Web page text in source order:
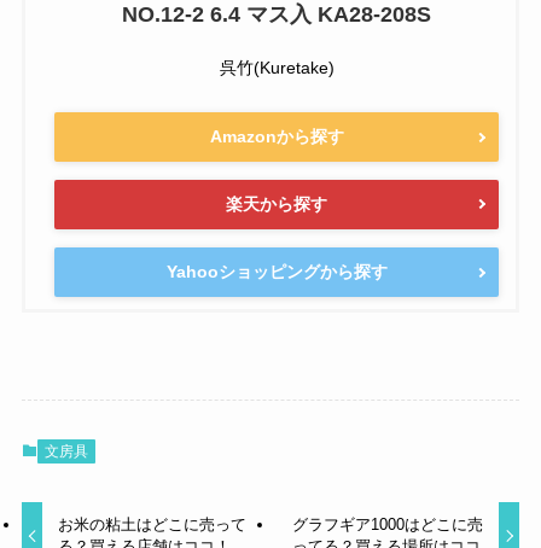
NO.12-2 6.4 マス入 KA28-208S
呉竹(Kuretake)
Amazonから探す
楽天から探す
Yahooショッピングから探す
文房具
お米の粘土はどこに売って
グラフギア1000はどこに売